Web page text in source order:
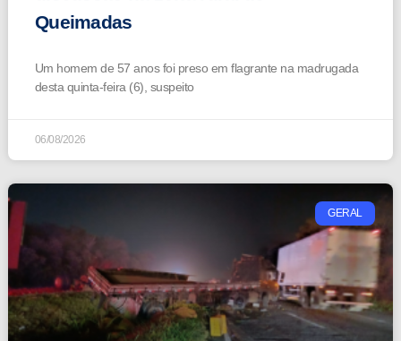
Queimadas
Um homem de 57 anos foi preso em flagrante na madrugada
desta quinta-feira (6), suspeito
06/08/2026
GERAL